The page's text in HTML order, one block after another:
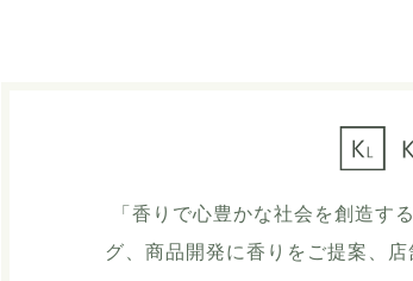
「香りで心豊かな社会を創造す
グ、商品開発に香りをご提案、